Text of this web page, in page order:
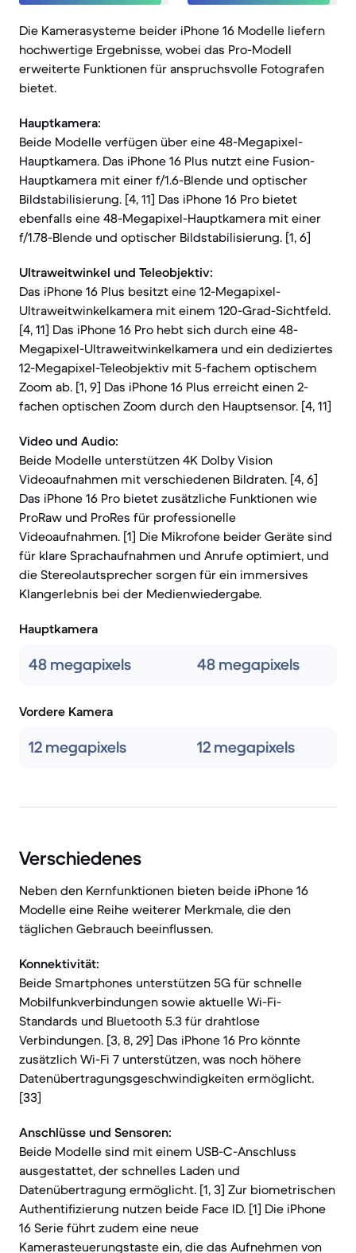
Die Kamerasysteme beider iPhone 16 Modelle liefern
hochwertige Ergebnisse, wobei das Pro-Modell
erweiterte Funktionen für anspruchsvolle Fotografen
bietet.
Hauptkamera:
Beide Modelle verfügen über eine 48-Megapixel-
Hauptkamera. Das iPhone 16 Plus nutzt eine Fusion-
Hauptkamera mit einer f/1.6-Blende und optischer
Bildstabilisierung. [4, 11] Das iPhone 16 Pro bietet
ebenfalls eine 48-Megapixel-Hauptkamera mit einer
f/1.78-Blende und optischer Bildstabilisierung. [1, 6]
Ultraweitwinkel und Teleobjektiv:
Das iPhone 16 Plus besitzt eine 12-Megapixel-
Ultraweitwinkelkamera mit einem 120-Grad-Sichtfeld.
[4, 11] Das iPhone 16 Pro hebt sich durch eine 48-
Megapixel-Ultraweitwinkelkamera und ein dediziertes
12-Megapixel-Teleobjektiv mit 5-fachem optischem
Zoom ab. [1, 9] Das iPhone 16 Plus erreicht einen 2-
fachen optischen Zoom durch den Hauptsensor. [4, 11]
Video und Audio:
Beide Modelle unterstützen 4K Dolby Vision
Videoaufnahmen mit verschiedenen Bildraten. [4, 6]
Das iPhone 16 Pro bietet zusätzliche Funktionen wie
ProRaw und ProRes für professionelle
Videoaufnahmen. [1] Die Mikrofone beider Geräte sind
für klare Sprachaufnahmen und Anrufe optimiert, und
die Stereolautsprecher sorgen für ein immersives
Klangerlebnis bei der Medienwiedergabe.
Hauptkamera
48 megapixels 48 megapixels
Vordere Kamera
12 megapixels 12 megapixels
Verschiedenes
Neben den Kernfunktionen bieten beide iPhone 16
Modelle eine Reihe weiterer Merkmale, die den
täglichen Gebrauch beeinflussen.
Konnektivität:
Beide Smartphones unterstützen 5G für schnelle
Mobilfunkverbindungen sowie aktuelle Wi-Fi-
Standards und Bluetooth 5.3 für drahtlose
Verbindungen. [3, 8, 29] Das iPhone 16 Pro könnte
zusätzlich Wi-Fi 7 unterstützen, was noch höhere
Datenübertragungsgeschwindigkeiten ermöglicht.
[33]
Anschlüsse und Sensoren:
Beide Modelle sind mit einem USB-C-Anschluss
ausgestattet, der schnelles Laden und
Datenübertragung ermöglicht. [1, 3] Zur biometrischen
Authentifizierung nutzen beide Face ID. [1] Die iPhone
16 Serie führt zudem eine neue
Kamerasteuerungstaste ein, die das Aufnehmen von